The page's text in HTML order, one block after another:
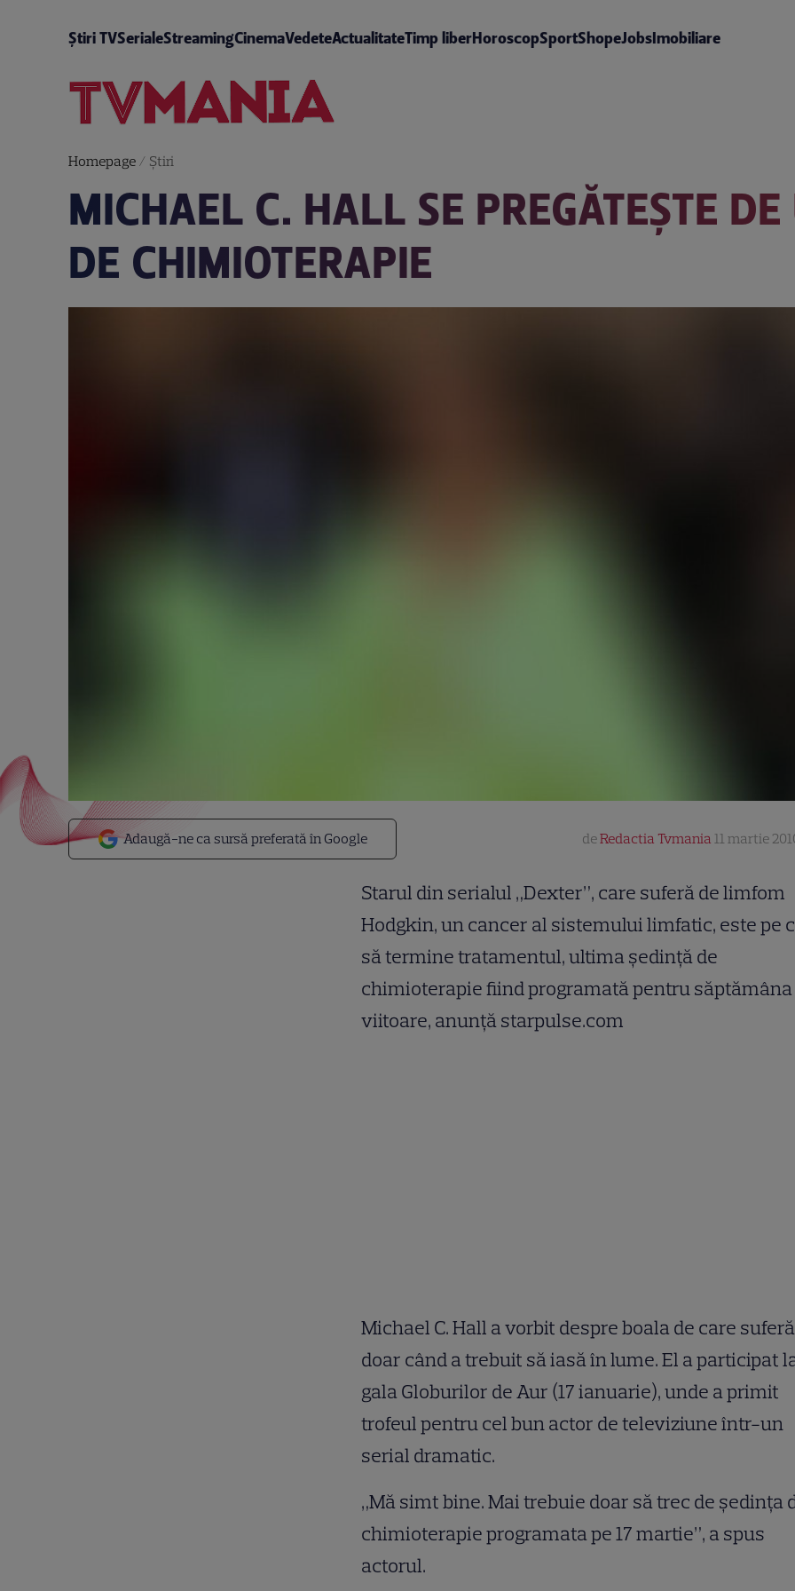
Știri TVSerialeStreamingCinemaVedeteActualitateTimp liberHoroscopSportShopeJobsImobiliare
Homepage/ Știri
MICHAEL C. HALL SE PREGĂTEŞTE
DE CHIMIOTERAPIE
Adaugă-ne ca sursă preferată în Google deRedactia Tvmania 11 martie
Starul din serialul „Dexter”, care suferă de limfom
Hodgkin, un cancer al sistemului limfatic, este pe
să termine tratamentul, ultima şedinţă de
chimioterapie fiind programată pentru săptămâna
viitoare, anunţă starpulse.com
Michael C. Hall a vorbit despre boala de care suferă
doar când a trebuit să iasă în lume. El a participat
gala Globurilor de Aur (17 ianuarie), unde a primit
trofeul pentru cel bun actor de televiziune într-un
serial dramatic.
„Mă simt bine. Mai trebuie doar să trec de şedinţa
chimioterapie programata pe 17 martie”, a spus
actorul.